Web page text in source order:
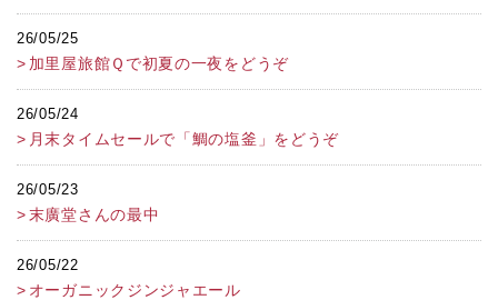
26/05/25
加里屋旅館Ｑで初夏の一夜をどうぞ
26/05/24
月末タイムセールで「鯛の塩釜」をどうぞ
26/05/23
末廣堂さんの最中
26/05/22
オーガニックジンジャエール